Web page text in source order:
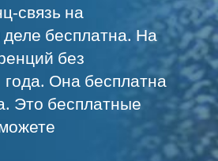
связь на
бесплатна. На
без
Она бесплатна
Это бесплатные